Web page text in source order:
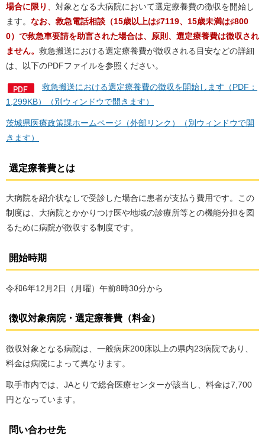
場合に限り
対象となる大病院において選定療養費の徴収を開始し
ます。 なお、救急電話相談（15歳以上は♯7119、15歳未満は♯800
0）で救急車要請を助言された場合は、原則、選定療養費は徴収され
ません。 救急搬送における選定療養費が徴収される目安などの詳細
は、以下のPDFファイルを参照ください。
救急搬送における選定療養費の徴収を開始します（PDF：
1,299KB）（別ウィンドウで開きます）
茨城県医療政策課ホームページ（外部リンク）（別ウィンドウで開
きます）
選定療養費とは
大病院を紹介状なしで受診した場合に患者が支払う費用です。この
制度は、大病院とかかりつけ医や地域の診療所等との機能分担を図
るために病院が徴収する制度です。
開始時期
令和6年12月2日（月曜）午前8時30分から
徴収対象病院・選定療養費（料金）
徴収対象となる病院は、一般病床200床以上の県内23病院であり、
料金は病院によって異なります。
取手市内では、JAとりで総合医療センターが該当し、料金は7,700
円となっています。
問い合わせ先